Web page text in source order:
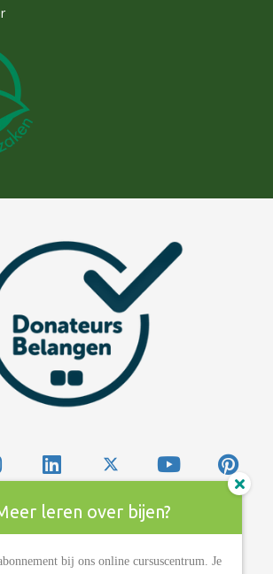
leren over bijen?
bij ons online cursuscentrum. Je